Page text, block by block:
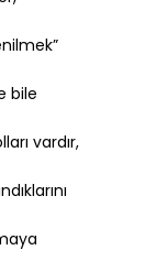
bile
vardır,